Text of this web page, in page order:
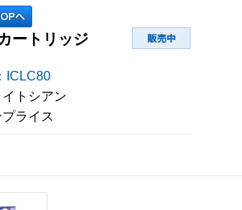
ートリッジ
ICLC80
トシアン
ライス